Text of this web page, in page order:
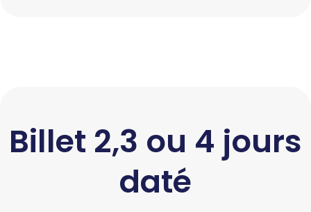
Billet 2,3 ou 4 jours
daté